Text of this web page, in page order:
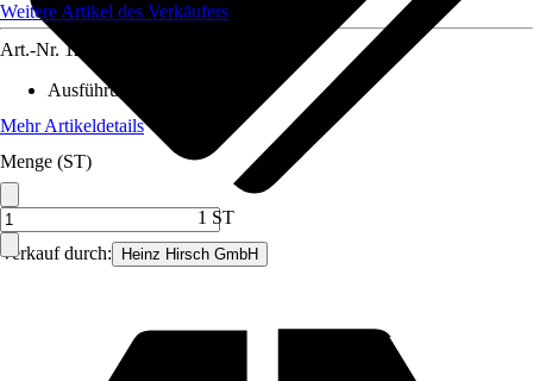
Verkauf durch: Heinz Hirsch GmbH
Weitere Artikel des Verkäufers
Art.-Nr. 12040792
Ausführung
Mehr Artikeldetails
Menge (ST)
1 ST